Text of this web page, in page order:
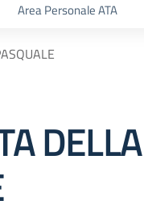
Area Personale ATA
DELLA